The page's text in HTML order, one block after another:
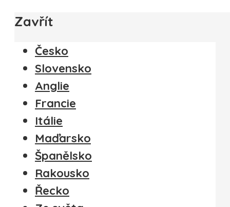
Zavřít
Česko
Slovensko
Anglie
Francie
Itálie
Maďarsko
Španělsko
Rakousko
Řecko